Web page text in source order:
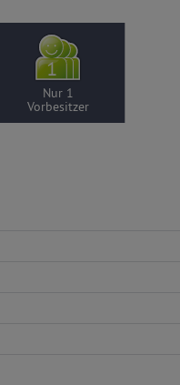
Nur 1
Vorbesitzer